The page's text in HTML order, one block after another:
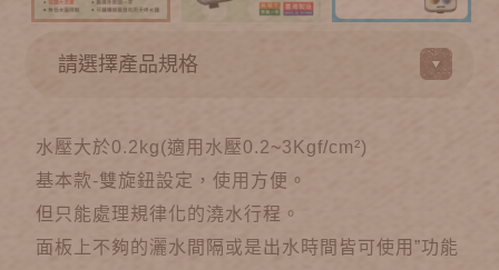
水壓大於0.2kg(適用水壓0.2~3Kgf/cm²)
基本款-雙旋鈕設定，使用方便。
但只能處理規律化的澆水行程。
面板上不夠的灑水間隔或是出水時間皆可使用”功能